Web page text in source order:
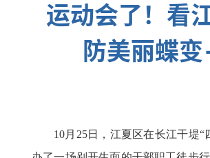
运动会了！看
防美丽蝶
10月25日，江夏区在长江干堤“